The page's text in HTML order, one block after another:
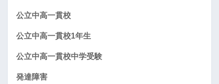
公立中高一貫校
公立中高一貫校1年生
公立中高一貫校中学受験
発達障害